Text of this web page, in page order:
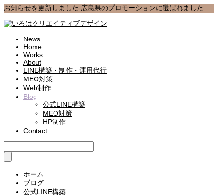
お知らせを更新しました:広島県のプロモーションに選ばれました
News
Home
Works
About
LINE構築・制作・運用代行
MEO対策
Web制作
Blog
公式LINE構築
MEO対策
HP制作
Contact
ホーム
ブログ
公式LINE構築